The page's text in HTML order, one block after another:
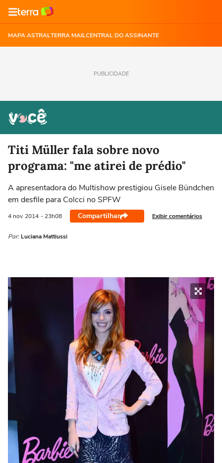
MAPA ASTRALTERRA MAILCENTRAL DO ASSINANTE
PUBLICIDADE
Titi Müller fala sobre novo
programa: "me atirei de prédio"
A apresentadora do Multishow prestigiou Gisele Bündchen
em desfile para Colcci no SPFW
4 nov 2014 - 23h08 Compartilhar Exibir comentários
Por: Luciana Mattiussi